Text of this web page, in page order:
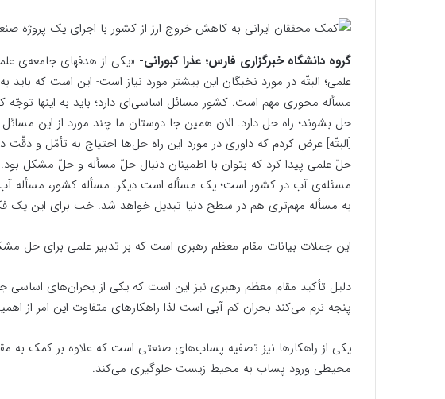
گروه دانشگاه خبرگزاری فارس؛ عذرا کبورانی- «یکی از هدفهای جامعه‌ی
علمی؛ البتّه در مورد نخبگان این بیشتر مورد نیاز است- این است که باید
مسأله محوری مهم است. کشور مسائل اساسی‌ای دارد؛ باید به اینها توجّه
حل بشوند؛ راه ‌حل دارد. الان همین جا دوستان ما چند مورد از این
[البتّه] عرض کردم که داوری در مورد این راه ‌حل‌ها احتیاج به تأمّل و
حلّ علمی پیدا کرد که بتوان با اطمینان دنبال حلّ مسأله و حلّ مشکل بود.
مسئله‌ی آب در کشور است؛ یک مسأله است دیگر. مسأله کشور، مسأله
به مسأله مهم‌تری هم در سطح دنیا تبدیل خواهد شد. خب برای این یک
این‌ جملات بیانات مقام معظم رهبری است که بر تدبیر علمی برای حل
دلیل تأکید مقام معظم رهبری نیز این است که یکی از بحران‌های
پنجه نرم می‌کند بحران کم آبی است لذا راهکار‌های متفاوت این امر از
یکی از راهکارها نیز تصفیه‌ پساب‌های صنعتی است که علاوه بر کمک به
محیطی ورود پساب به محیط زیست جلوگیری می‌کند.